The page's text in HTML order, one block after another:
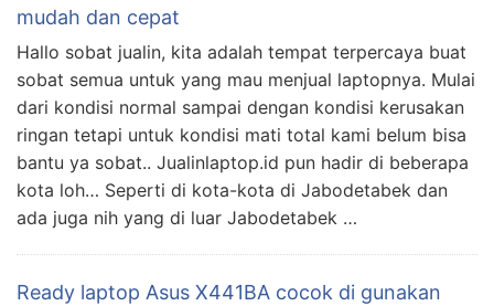
mudah dan cepat
Hallo sobat jualin, kita adalah tempat terpercaya buat
sobat semua untuk yang mau menjual laptopnya. Mulai
dari kondisi normal sampai dengan kondisi kerusakan
ringan tetapi untuk kondisi mati total kami belum bisa
bantu ya sobat.. Jualinlaptop.id pun hadir di beberapa
kota loh… Seperti di kota-kota di Jabodetabek dan
ada juga nih yang di luar Jabodetabek …
Ready laptop Asus X441BA cocok di gunakan